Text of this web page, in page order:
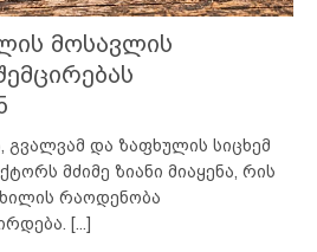
მოსავლის
გვალვამ და ზაფხულის სიცხემ
მძიმე ზიანი მიაყენა, რის
რაოდენობა
[...]